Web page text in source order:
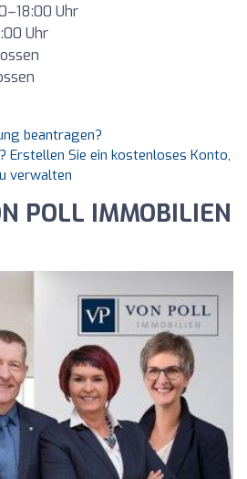
Uhr
Uhr
beantragen?
Erstellen Sie ein kostenloses Konto,
verwalten
POLL IMMOBILIEN